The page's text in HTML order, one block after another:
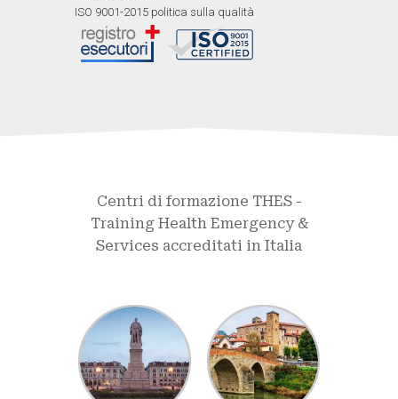
ISO 9001-2015 politica sulla qualità
Centri di formazione THES -
Training Health Emergency &
Services accreditati in Italia